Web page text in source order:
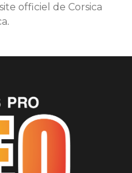
site officiel de Corsica
.